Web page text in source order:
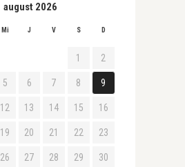
august 2026
Mi J V S D
1 2
5 6 7 8 9
12 13 14 15 16
19 20 21 22 23
26 27 28 29 30